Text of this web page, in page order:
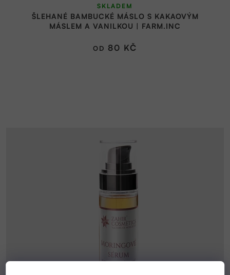
ŠLEHANÉ BAMBUCKÉ MÁSLO S KAKAOVÝM
MÁSLEM A VANILKOU | FARM.INC
hodnocení
produktu
je
SKLADEM
OD 80 KČ